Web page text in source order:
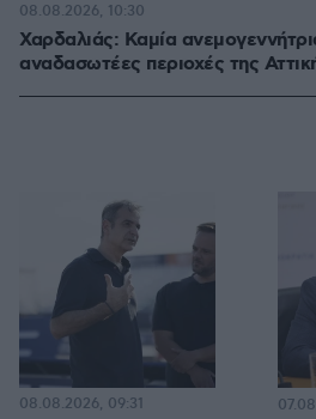
Χαρδαλιάς: Καμία
αναδασωτέες περιοχές της
08.08.2026, 10:30
08.08.2026, 09:31